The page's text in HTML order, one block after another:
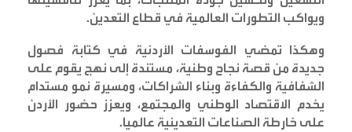
ويواكب التطورات العالمية في قطاع التعدين.
وهكذا تمضي الفوسفات الأردنية في كتابة فصول
جديدة من قصة نجاح وطنية، مستندة إلى نهج يقوم على
الشفافية والكفاءة وبناء الشراكات، ومسيرة نمو مستدام
يخدم الاقتصاد الوطني والمجتمع، ويعزز حضور الأردن
على خارطة الصناعات التعدينية عالميا.